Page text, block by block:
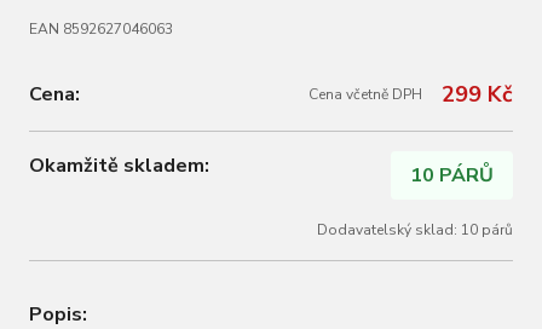
EAN 8592627046063
Cena: Cena včetně DPH 299 Kč
Okamžitě skladem: 10 PÁRŮ
Dodavatelský sklad: 10 párů
Popis: